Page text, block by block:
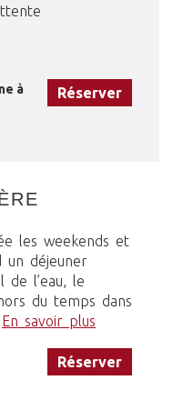
à
Réserver
les weekends et
déjeuner
de l’eau, le
du temps dans
En savoir plus
Réserver